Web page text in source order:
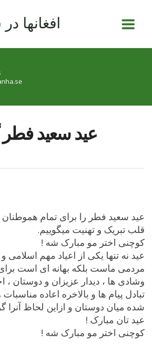
عید سعید فطر
عید سعید فطر را برای تمام
قلب تبریک و تهنیت میگوییم.
کوچنی اختر مو مبارک شه !
عید نه تنها یکی از اعیاد مهم
مردمی ماست بلکه بهانه ای است
وشادی ها ، دیدار عزیزان و دوستان ،
تبادل پیام ها و بالاخره اعاده
شده میان دوستان و ازاین لحاظ آنرا
عید تان مبارک !
کوچنی اختر مو مبارک شه !